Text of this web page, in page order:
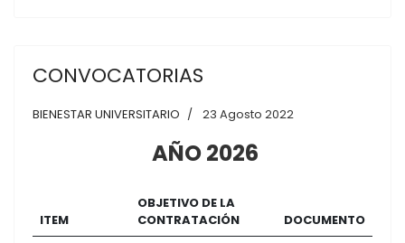
CONVOCATORIAS
BIENESTAR UNIVERSITARIO 23 Agosto 2022
AÑO 2026
ITEM
OBJETIVO DE LA
CONTRATACIÓN
DOCUMENTO